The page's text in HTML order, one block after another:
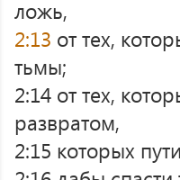
ложь,
2:13 от тех,
тьмы;
2:14 от тех,
развратом,
2:15 которых